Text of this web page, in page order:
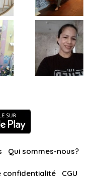
Qui sommes-nous?
confidentialité CGU